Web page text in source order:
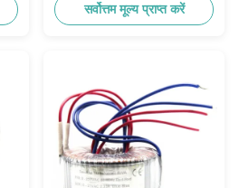
सर्वोत्तम मूल्य प्राप्त करें